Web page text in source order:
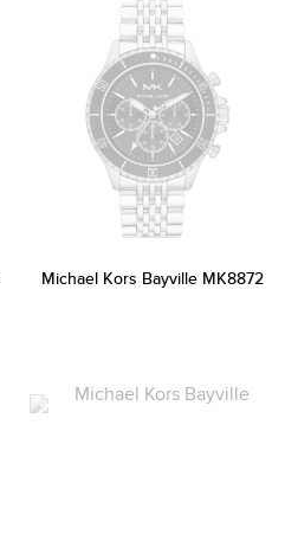
Michael Kors Bayville MK8872